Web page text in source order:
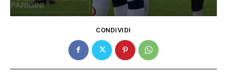
CONDIVIDI